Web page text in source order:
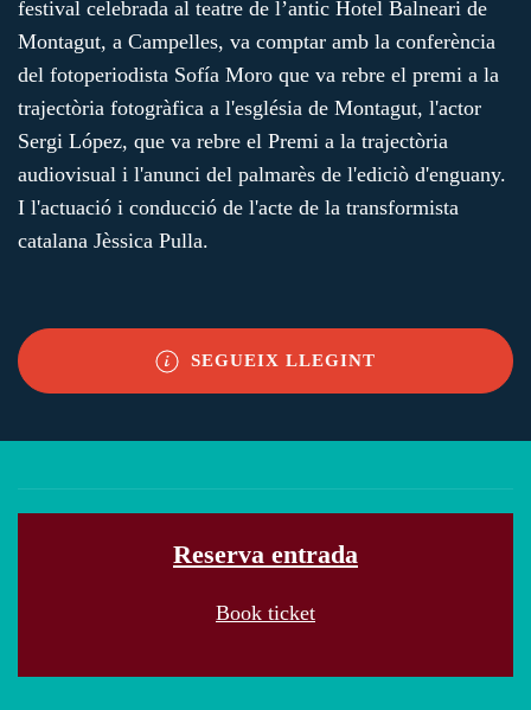
festival celebrada al teatre de l’antic Hotel Balneari de
Montagut, a Campelles, va comptar amb la conferència
del fotoperiodista Sofía Moro que va rebre el premi a la
trajectòria fotogràfica a l'església de Montagut, l'actor
Sergi López, que va rebre el Premi a la trajectòria
audiovisual i l'anunci del palmarès de l'ediciò d'enguany.
I l'actuació i conducció de l'acte de la transformista
catalana Jèssica Pulla.
SEGUEIX LLEGINT
Reserva entrada
Book ticket